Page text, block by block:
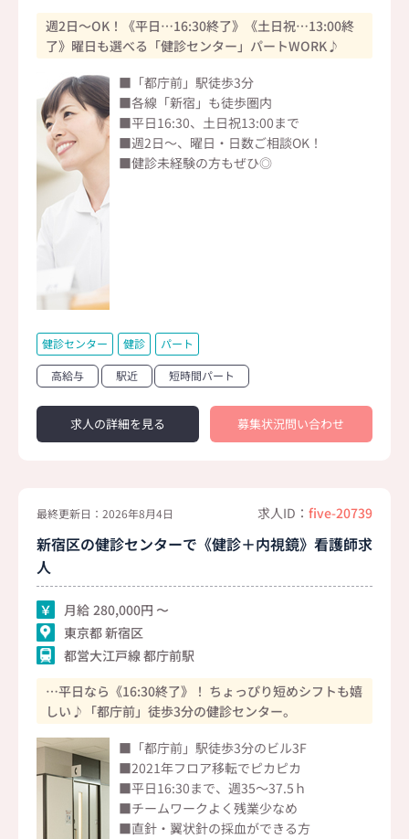
週2日～OK！《平日…16:30終了》《土日祝…13:00終
了》曜日も選べる「健診センター」パートWORK♪
■「都庁前」駅徒歩3分
■各線「新宿」も徒歩圏内
■平日16:30、土日祝13:00まで
■週2日～、曜日・日数ご相談OK！
■健診未経験の方もぜひ◎
健診センター 健診 パート
高給与 駅近 短時間パート
求人の詳細を見る 募集状況問い合わせ
最終更新日：2026年8月4日 求人ID： five-20739
新宿区の健診センターで《健診＋内視鏡》看護師求
人
月給 280,000
東京都 新宿区
都営大江戸線 都庁前駅
…平日なら《16:30終了》！ ちょっぴり短めシフトも嬉
しい♪「都庁前」徒歩3分の健診センター。
■「都庁前」駅徒歩3分のビル3F
■2021年フロア移転でピカピカ
■平日16:30まで、週35～37.5ｈ
■チームワークよく残業少なめ
■直針・翼状針の採血ができる方